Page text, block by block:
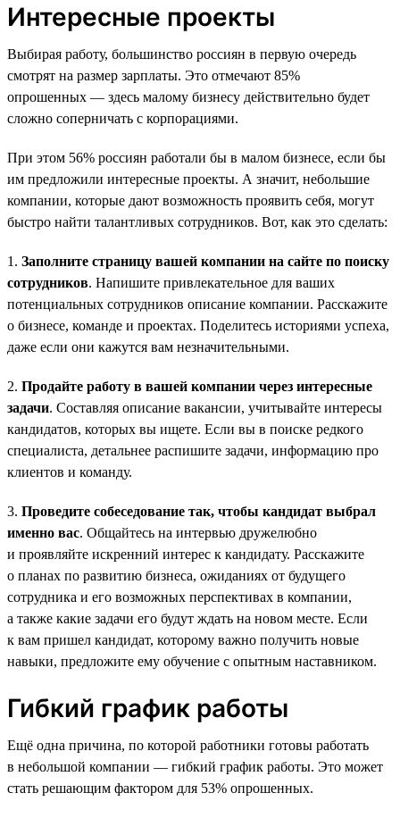
Интересные проекты
Выбирая работу, большинство россиян в первую очередь
смотрят на размер зарплаты. Это отмечают 85%
опрошенных — здесь малому бизнесу действительно будет
сложно соперничать с корпорациями.
При этом 56% россиян работали бы в малом бизнесе, если бы
им предложили интересные проекты. А значит, небольшие
компании, которые дают возможность проявить себя, могут
быстро найти талантливых сотрудников. Вот, как это сделать:
1. Заполните страницу вашей компании на сайте по поиску
сотрудников. Напишите привлекательное для ваших
потенциальных сотрудников описание компании. Расскажите
о бизнесе, команде и проектах. Поделитесь историями успеха,
даже если они кажутся вам незначительными.
2. Продайте работу в вашей компании через интересные
задачи. Составляя описание вакансии, учитывайте интересы
кандидатов, которых вы ищете. Если вы в поиске редкого
специалиста, детальнее распишите задачи, информацию про
клиентов и команду.
3. Проведите собеседование так, чтобы кандидат выбрал
именно вас. Общайтесь на интервью дружелюбно
и проявляйте искренний интерес к кандидату. Расскажите
о планах по развитию бизнеса, ожиданиях от будущего
сотрудника и его возможных перспективах в компании,
а также какие задачи его будут ждать на новом месте. Если
к вам пришел кандидат, которому важно получить новые
навыки, предложите ему обучение с опытным наставником.
Гибкий график работы
Ещё одна причина, по которой работники готовы работать
в небольшой компании — гибкий график работы. Это может
стать решающим фактором для 53% опрошенных.